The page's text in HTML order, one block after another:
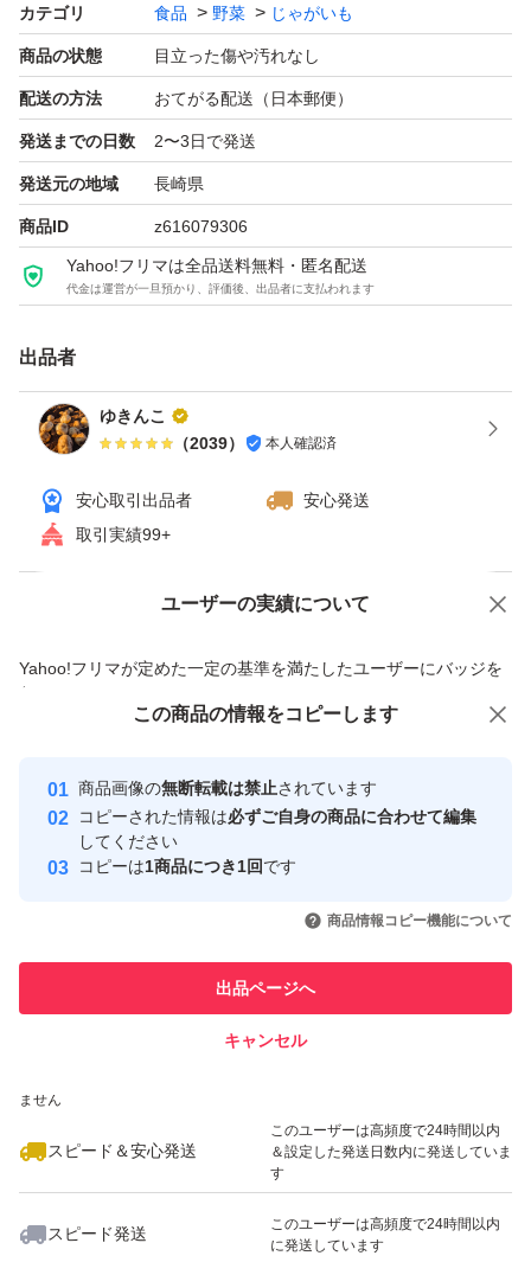
カテゴリ 食品 野菜 じゃがいも
商品の状態 目立った傷や汚れなし
配送の方法 おてがる配送（日本郵便）
発送までの日数 2〜3日で発送
発送元の地域 長崎県
商品ID z616079306
Yahoo!フリマは全品送料無料・匿名配送
代金は運営が一旦預かり、評価後、出品者に支払われます
出品者
ゆきんこ
（2039） 本人確認済
安心取引出品者
安心発送
取引実績99+
ユーザーの実績について
Yahoo!フリマが定めた一定の基準を満たしたユーザーにバッジを
付与しています
安心取引出品者
心・安全なユーザーです
取引実績
引を完了させた実績があります
での取引実績があります
ません
スピード＆安心発送
このユーザーは高頻度で24時間以内
＆設定した発送日数内に発送していま
す
スピード発送
このユーザーは高頻度で24時間以内
に発送しています
価格の相談 商品への質問
この商品の情報をコピーします
商品画像の無断転載は禁止されています
コピーされた情報は必ずご自身の商品に合わせて編集
してください
コピーは1商品につき1回です
商品情報コピー機能について
出品ページへ
キャンセル
この商品をみている人にオススメ
いいね！
1,180